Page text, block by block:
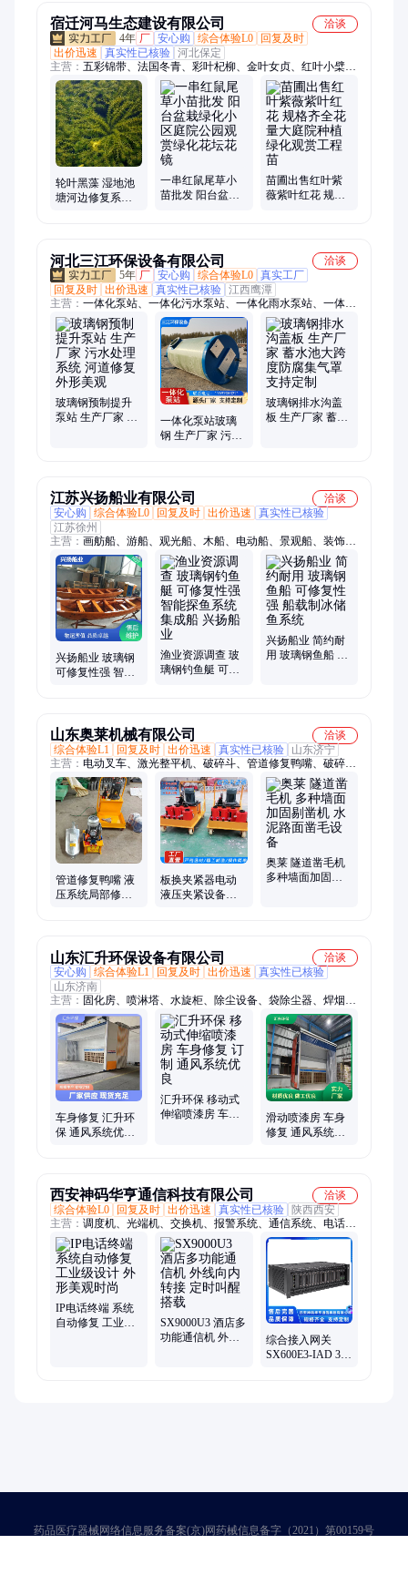
宿迁河马生态建设有限公司
洽谈
4年 厂 安心购 综合体验L0
回复及时
出价迅速
真实性已核验 河北保定
主营： 五彩锦带、法国冬青、彩叶杞柳、金叶女贞、红叶小檗、
梅花、榆叶梅、月季、红枫、海棠、大叶黄杨、小叶黄杨、金边
胡颓子、美人梅、红梅、八仙花、绣球花、亮金女贞、垂丝海
棠、龙柏、红王子锦带、紫荆、紫薇
轮叶黑藻 湿地池
塘河边修复系统
一串红鼠尾草小
苗批发 阳台盆栽
苗圃出售红叶紫
薇紫叶红花 规格
河北三江环保设备有限公司
洽谈
5年 厂 安心购 综合体验L0 真实工厂
回复及时 出价迅速 真实性已核验 江西鹰潭
主营： 一体化泵站、一体化污水泵站、一体化雨水泵站、一体化
提升泵站、一体化预制泵站、玻璃钢一体化泵站、hmpp一体化
泵站、化粪池
玻璃钢预制提升
泵站 生产厂家 污
一体化泵站玻璃
钢 生产厂家 污水
玻璃钢排水沟盖
板 生产厂家 蓄水
江苏兴扬船业有限公司
洽谈
安心购
综合体验L0 回复及时 出价迅速
真实性已核验
江苏徐州
主营： 画舫船、游船、观光船、木船、电动船、景观船、装饰
船、铝合金船、钓鱼船、路亚艇、保洁船、玻璃钢船、欧式船、
乌篷船、铝合金快艇、休闲快艇、房船、餐饮船、钓鱼艇、渔
船、表演船、住宿船
兴扬船业 玻璃钢
可修复性强 智能
渔业资源调查 玻
璃钢钓鱼艇 可修
兴扬船业 简约耐
用 玻璃钢鱼船 可
山东奥莱机械有限公司
洽谈
综合体验L1
回复及时 出价迅速 真实性已核验
山东济宁
主营： 电动叉车、激光整平机、破碎斗、管道修复鸭嘴、破碎
锤、筛分斗、螺旋钻机、轻质版安装机、液压剪、工程洗车机、
内壁喷涂机、焊网机、短管置换设备、液压顶管机、生物质燃烧
机、喷砂机、电磁吸盘、柴油泵车、智能张拉设备、升降柱、打
桩机、扫地车、劈裂棒、照明灯车、渣浆泵
管道修复鸭嘴 液
压系统局部修复
板换夹紧器电动
液压夹紧设备板
奥莱 隧道凿毛机
多种墙面加固剔
山东汇升环保设备有限公司
洽谈
安心购
综合体验L1 回复及时 出价迅速
真实性已核验
山东济南
主营： 固化房、喷淋塔、水旋柜、除尘设备、袋除尘器、焊烟除
尘器、脉冲吸尘器、喷塑回收机、高温烤漆房、移动伸缩房、电
捕焦油器、静电除尘器、干式喷漆柜、空气净化设备、活性炭环
保箱、催化燃烧设备、工业喷涂设备、家具喷烤漆房、静电喷塑
设备、汽车喷烤漆房、催化燃烧一体机、喷漆房、高温房、工业
高温烤漆房、除尘器
车身修复 汇升环
保 通风系统优良
汇升环保 移动式
伸缩喷漆房 车身
滑动喷漆房 车身
修复 通风系统优
西安神码华亨通信科技有限公司
洽谈
综合体验L0
回复及时 出价迅速 真实性已核验 陕西西安
主营： 调度机、光端机、交换机、报警系统、通信系统、电话系
统、ip电话机、数字程控、调度电话、煤矿调度、矿用防爆、视
频会议、电力调度、防爆调度、语音网关、会议话机、电话会
议、ip融合调度、宝利通会议、多功能电话、麦克风会议、融合
调度通信、会议终端主机、瓦斯联动报警、扩音对讲广播
IP电话终端 系统
自动修复 工业级
SX9000U3 酒店多
功能通信机 外线
综合接入网关
SX600E3-IAD 3U
药品医疗器械网络信息服务备案(京)网药械信息备字（2021）第00159号